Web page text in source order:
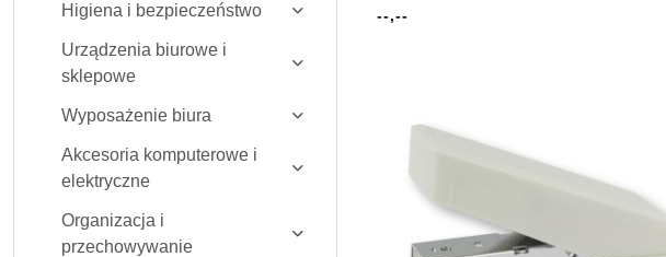
Higiena i bezpieczeństwo
Urządzenia biurowe i
sklepowe
Wyposażenie biura
Akcesoria komputerowe i
elektryczne
Organizacja i
przechowywanie
Cena:
--,--